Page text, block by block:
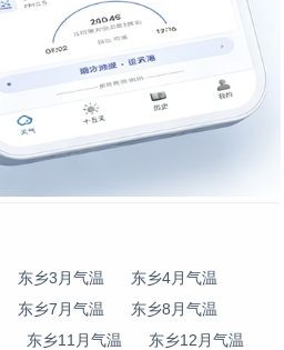
东乡3月气温
东乡4月气温
东乡7月气温
东乡8月气温
东乡11月气温 东乡12月气温